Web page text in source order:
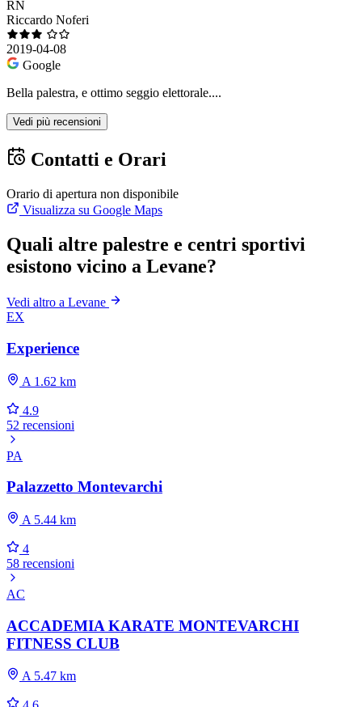
RN
Riccardo Noferi
2019-04-08
Google
Bella palestra, e ottimo seggio elettorale....
Vedi più recensioni
Contatti e Orari
Orario di apertura non disponibile
Visualizza su Google Maps
Quali altre palestre e centri sportivi
esistono vicino a Levane?
Vedi altro a Levane
EX
Experience
A 1.62 km
4.9
52 recensioni
PA
Palazzetto Montevarchi
A 5.44 km
4
58 recensioni
AC
ACCADEMIA KARATE MONTEVARCHI
FITNESS CLUB
A 5.47 km